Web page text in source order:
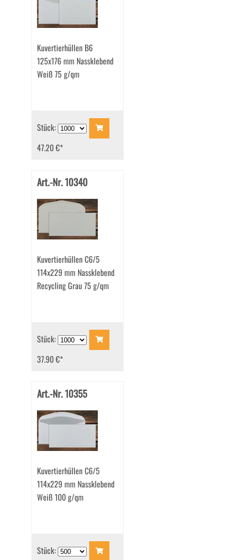
Kuvertierhüllen B6
125x176 mm Nassklebend
Weiß 75 g/qm
Stück:
47.20 €*
Art.-Nr. 10340
Kuvertierhüllen C6/5
114x229 mm Nassklebend
Recycling Grau 75 g/qm
Stück:
37.90 €*
Art.-Nr. 10355
Kuvertierhüllen C6/5
114x229 mm Nassklebend
Weiß 100 g/qm
Stück: